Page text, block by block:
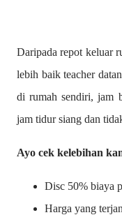
Daripada repot keluar
lebih baik teacher
di rumah sendiri, jam
jam tidur siang dan
Ayo cek kelebihan
Disc 50% biaya
Harga yang